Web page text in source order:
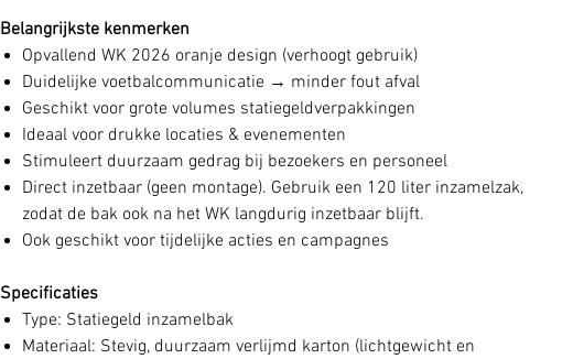
Belangrijkste kenmerken
Opvallend WK 2026 oranje design (verhoogt gebruik)
Duidelijke voetbalcommunicatie → minder fout afval
Geschikt voor grote volumes statiegeldverpakkingen
Ideaal voor drukke locaties & evenementen
Stimuleert duurzaam gedrag bij bezoekers en personeel
Direct inzetbaar (geen montage). Gebruik een 120 liter inzamelzak,
zodat de bak ook na het WK langdurig inzetbaar blijft.
Ook geschikt voor tijdelijke acties en campagnes
Specificaties
Type: Statiegeld inzamelbak
Materiaal: Stevig, duurzaam verlijmd karton (lichtgewicht en